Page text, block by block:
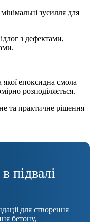
зусилля для
з дефектами,
якої епоксидна смола
розподіляється.
та практичне рішення
підвалі
для створення
бетону,